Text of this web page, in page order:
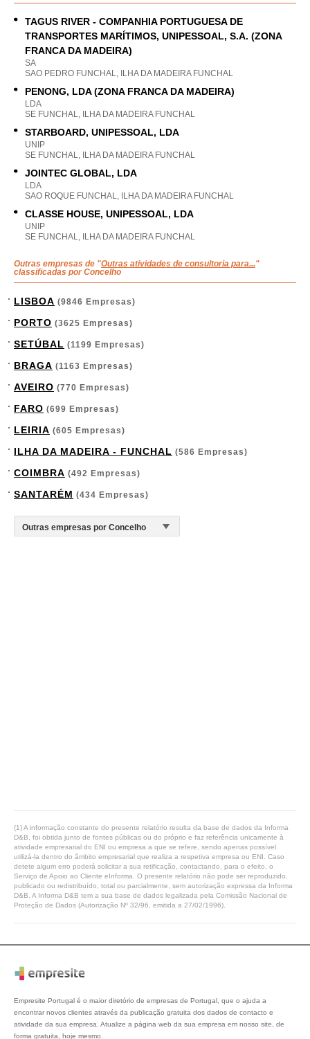
TAGUS RIVER - COMPANHIA PORTUGUESA DE
TRANSPORTES MARÍTIMOS, UNIPESSOAL, S.A. (ZONA
FRANCA DA MADEIRA)
SA
SAO PEDRO FUNCHAL, ILHA DA MADEIRA FUNCHAL
PENONG, LDA (ZONA FRANCA DA MADEIRA)
LDA
SE FUNCHAL, ILHA DA MADEIRA FUNCHAL
STARBOARD, UNIPESSOAL, LDA
UNIP
SE FUNCHAL, ILHA DA MADEIRA FUNCHAL
JOINTEC GLOBAL, LDA
LDA
SAO ROQUE FUNCHAL, ILHA DA MADEIRA FUNCHAL
CLASSE HOUSE, UNIPESSOAL, LDA
UNIP
SE FUNCHAL, ILHA DA MADEIRA FUNCHAL
Outras empresas de "Outras atividades de consultoria para..."
classificadas por Concelho
LISBOA (9846 Empresas)
PORTO (3625 Empresas)
SETÚBAL (1199 Empresas)
BRAGA (1163 Empresas)
AVEIRO (770 Empresas)
FARO (699 Empresas)
LEIRIA (605 Empresas)
ILHA DA MADEIRA - FUNCHAL (586 Empresas)
COIMBRA (492 Empresas)
SANTARÉM (434 Empresas)
(1) A informação constante do presente relatório resulta da base de dados da Informa
D&B, foi obtida junto de fontes públicas ou do próprio e faz referência unicamente à
atividade empresarial do ENI ou empresa a que se refere, sendo apenas possível
utilizá-la dentro do âmbito empresarial que realiza a respetiva empresa ou ENI. Caso
detete algum erro poderá solicitar a sua retificação, contactando, para o efeito, o
Serviço de Apoio ao Cliente eInforma. O presente relatório não pode ser reproduzido,
publicado ou redistribuído, total ou parcialmente, sem autorização expressa da Informa
D&B. A Informa D&B tem a sua base de dados legalizada pela Comissão Nacional de
Proteção de Dados (Autorização Nº 32/96, emitida a 27/02/1996).
Empresite Portugal é o maior diretório de empresas de Portugal, que o ajuda a
encontrar novos clientes através da publicação gratuita dos dados de contacto e
atividade da sua empresa. Atualize a página web da sua empresa em nosso site, de
forma gratuita, hoje mesmo.